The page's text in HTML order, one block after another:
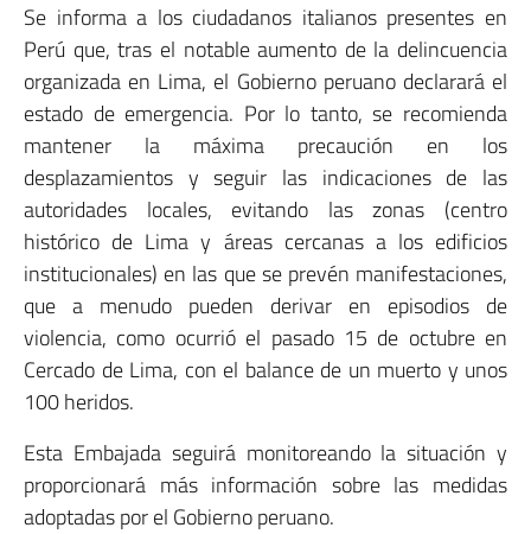
Se informa a los ciudadanos italianos presentes en
Perú que, tras el notable aumento de la delincuencia
organizada en Lima, el Gobierno peruano declarará el
estado de emergencia. Por lo tanto, se recomienda
mantener la máxima precaución en los
desplazamientos y seguir las indicaciones de las
autoridades locales, evitando las zonas (centro
histórico de Lima y áreas cercanas a los edificios
institucionales) en las que se prevén manifestaciones,
que a menudo pueden derivar en episodios de
violencia, como ocurrió el pasado 15 de octubre en
Cercado de Lima, con el balance de un muerto y unos
100 heridos.
Esta Embajada seguirá monitoreando la situación y
proporcionará más información sobre las medidas
adoptadas por el Gobierno peruano.